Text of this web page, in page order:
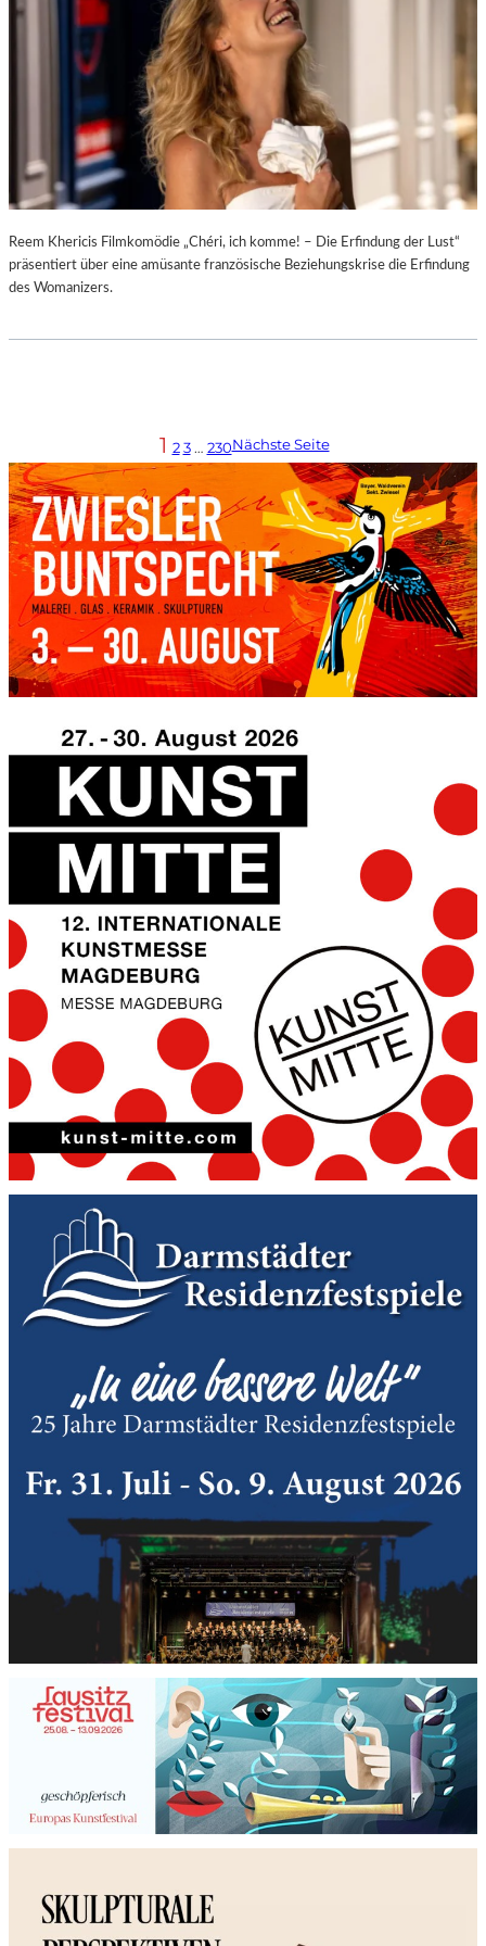
Reem Khericis Filmkomödie „Chéri, ich komme! – Die Erfindung der Lust“
präsentiert über eine amüsante französische Beziehungskrise die Erfindung
des Womanizers.
1 2 3 … 230Nächste Seite